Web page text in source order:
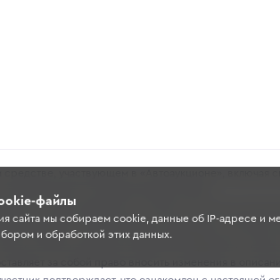
участвующем в «Автоаукционе», включая
в ознакомительных целях.
за достоверность, точность и полноту
самостоятельно проверять состояние
на сайте не является публичной офертой в
за собой право вносить изменения в
файлы
сайта мы собираем cookie, данные об IP-адресе и
и обработкой этих данных.